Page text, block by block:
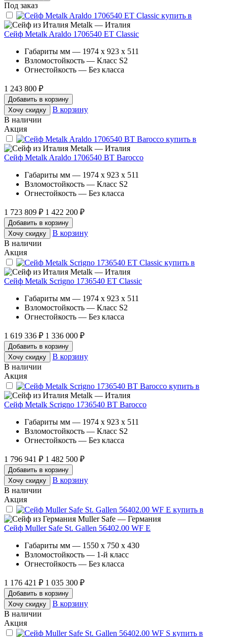
Под заказ
Metalk — Италия
Сейф Metalk Araldo 1706540 ET Classic
Габариты мм — 1974 x 923 x 511
Взломостойкость — Класс S2
Огнестойкость — Без класса
1 243 800 ₽
Добавить в корзину
Хочу скидку
В корзину
В наличии
Акция
Metalk — Италия
Сейф Metalk Araldo 1706540 ВТ Barocco
Габариты мм — 1974 x 923 x 511
Взломостойкость — Класс S2
Огнестойкость — Без класса
1 723 809 ₽ 1 422 200 ₽
Добавить в корзину
Хочу скидку
В корзину
В наличии
Акция
Metalk — Италия
Сейф Metalk Scrigno 1736540 ET Classic
Габариты мм — 1974 x 923 x 511
Взломостойкость — Класс S2
Огнестойкость — Без класса
1 619 336 ₽ 1 336 000 ₽
Добавить в корзину
Хочу скидку
В корзину
В наличии
Акция
Metalk — Италия
Сейф Metalk Scrigno 1736540 BT Barocco
Габариты мм — 1974 x 923 x 511
Взломостойкость — Класс S2
Огнестойкость — Без класса
1 796 941 ₽ 1 482 500 ₽
Добавить в корзину
Хочу скидку
В корзину
В наличии
Акция
Muller Safe — Германия
Сейф Muller Safe St. Gallen 56402.00 WF E
Габариты мм — 1550 x 750 x 430
Взломостойкость — 1-й класс
Огнестойкость — Без класса
1 176 421 ₽ 1 035 300 ₽
Добавить в корзину
Хочу скидку
В корзину
В наличии
Акция